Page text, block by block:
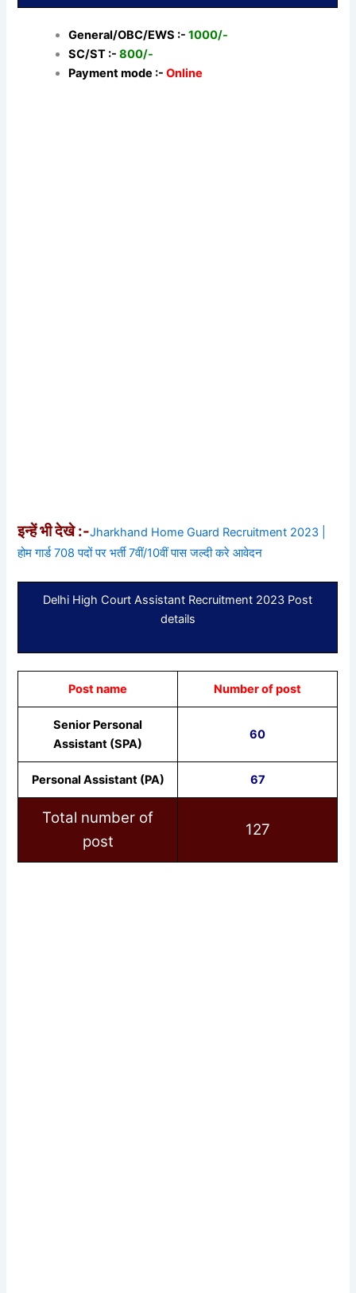
General/OBC/EWS :-1000/-
SC/ST :-800/-
Payment mode :-Online
इन्हें भी देखे :-Jharkhand Home Guard Recruitment 2023 |
होम गार्ड 708 पदों पर भर्ती 7वीं/10वीं पास जल्दी करे आवेदन
Delhi High Court Assistant Recruitment 2023 Post
details
Post name Number of post
Senior Personal
Assistant (SPA)
60
Personal Assistant (PA) 67
Total number of
post
127